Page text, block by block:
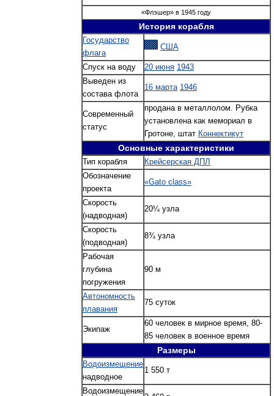
«Флэшер» в 1945 году
История корабля
Государство
флага
США
Спуск на воду 20 июня 1943
Выведен из
состава флота
16 марта 1946
Современный
статус
продана в металлолом. Рубка
установлена как мемориал в
Гротоне, штат Коннектикут
Основные характеристики
Тип корабля
Крейсерская ДПЛ
Обозначение
проекта
«Gato class»
Скорость
(надводная)
20¼ узла
Скорость
(подводная)
8¾ узла
Рабочая
глубина
погружения
90 м
Автономность
плавания
75 суток
Экипаж
60 человек в мирное время, 80-
85 человек в военное время
Размеры
Водоизмещение
надводное
1 550 т
Водоизмещение